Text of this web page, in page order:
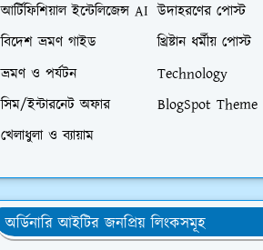
আর্টিফিশিয়াল ইন্টেলিজেন্স AI উদাহরণের পোস্ট
বিদেশ ভ্রমণ গাইড
খ্রিষ্টান ধর্মীয় পোস্ট
ভ্রমণ ও পর্যটন
Technology
সিম/ইন্টারনেট অফার
BlogSpot Theme
খেলাধুলা ও ব্যায়াম
অর্ডিনারি আইটির জনপ্রিয় লিংকসমূহ